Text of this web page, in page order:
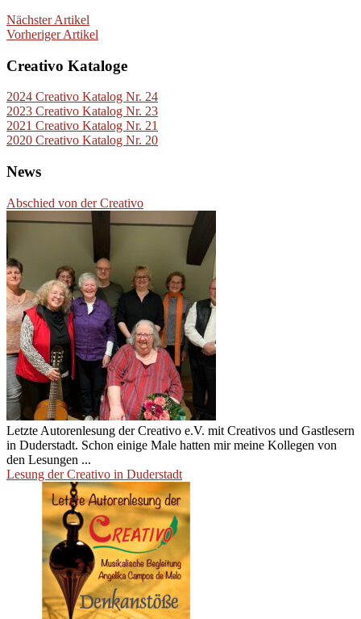
Nächster Artikel
Vorheriger Artikel
Creativo Kataloge
2024 Creativo Katalog Nr. 24
2023 Creativo Katalog Nr. 23
2021 Creativo Katalog Nr. 21
2020 Creativo Katalog Nr. 20
News
Abschied von der Creativo
Letzte Autorenlesung der Creativo e.V. mit Creativos und Gastlesern
in Duderstadt. Schon einige Male hatten mir meine Kollegen von
den Lesungen ...
Lesung der Creativo in Duderstadt